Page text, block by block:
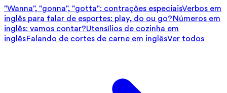
"Wanna", "gonna", "gotta": contrações especiaisVerbos em
inglês para falar de esportes: play, do ou go?Números em
inglês: vamos contar?Utensílios de cozinha em
inglêsFalando de cortes de carne em inglêsVer todos